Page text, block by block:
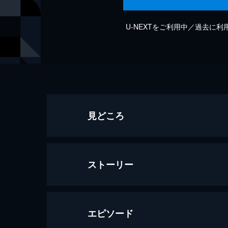
U-NEXTをご利用中／過去に利
見どころ
ストーリー
エピソード